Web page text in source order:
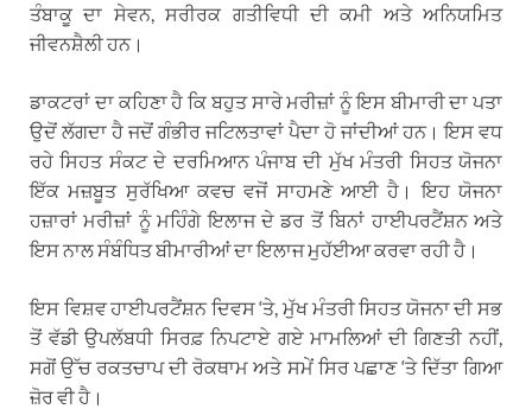
ਤੰਬਾਕੂ ਦਾ ਸੇਵਨ, ਸਰੀਰਕ ਗਤੀਵਿਧੀ ਦੀ ਕਮੀ ਅਤੇ ਅਨਿਯਮਿਤ
ਜੀਵਨਸ਼ੈਲੀ ਹਨ।
ਡਾਕਟਰਾਂ ਦਾ ਕਹਿਣਾ ਹੈ ਕਿ ਬਹੁਤ ਸਾਰੇ ਮਰੀਜ਼ਾਂ ਨੂੰ ਇਸ ਬੀਮਾਰੀ ਦਾ ਪਤਾ
ਉਦੋਂ ਲੱਗਦਾ ਹੈ ਜਦੋਂ ਗੰਭੀਰ ਜਟਿਲਤਾਵਾਂ ਪੈਦਾ ਹੋ ਜਾਂਦੀਆਂ ਹਨ। ਇਸ ਵਧ
ਰਹੇ ਸਿਹਤ ਸੰਕਟ ਦੇ ਦਰਮਿਆਨ ਪੰਜਾਬ ਦੀ ਮੁੱਖ ਮੰਤਰੀ ਸਿਹਤ ਯੋਜਨਾ
ਇੱਕ ਮਜ਼ਬੂਤ ਸੁਰੱਖਿਆ ਕਵਚ ਵਜੋਂ ਸਾਹਮਣੇ ਆਈ ਹੈ। ਇਹ ਯੋਜਨਾ
ਹਜ਼ਾਰਾਂ ਮਰੀਜ਼ਾਂ ਨੂੰ ਮਹਿੰਗੇ ਇਲਾਜ ਦੇ ਡਰ ਤੋਂ ਬਿਨਾਂ ਹਾਈਪਰਟੈਂਸ਼ਨ ਅਤੇ
ਇਸ ਨਾਲ ਸੰਬੰਧਿਤ ਬੀਮਾਰੀਆਂ ਦਾ ਇਲਾਜ ਮੁਹੱਈਆ ਕਰਵਾ ਰਹੀ ਹੈ।
ਇਸ ਵਿਸ਼ਵ ਹਾਈਪਰਟੈਂਸ਼ਨ ਦਿਵਸ ‘ਤੇ, ਮੁੱਖ ਮੰਤਰੀ ਸਿਹਤ ਯੋਜਨਾ ਦੀ ਸਭ
ਤੋਂ ਵੱਡੀ ਉਪਲੱਬਧੀ ਸਿਰਫ਼ ਨਿਪਟਾਏ ਗਏ ਮਾਮਲਿਆਂ ਦੀ ਗਿਣਤੀ ਨਹੀਂ,
ਸਗੋਂ ਉੱਚ ਰਕਤਚਾਪ ਦੀ ਰੋਕਥਾਮ ਅਤੇ ਸਮੇਂ ਸਿਰ ਪਛਾਣ ‘ਤੇ ਦਿੱਤਾ ਗਿਆ
ਜ਼ੋਰ ਵੀ ਹੈ।